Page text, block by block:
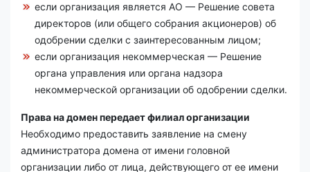
если организация является АО — Решение совета
директоров (или общего собрания акционеров) об
одобрении сделки с заинтересованным лицом;
если организация некоммерческая — Решение
органа управления или органа надзора
некоммерческой организации об одобрении сделки.
Права на домен передает филиал организации
Необходимо предоставить заявление на смену
администратора домена от имени головной
организации либо от лица, действующего от ее имени